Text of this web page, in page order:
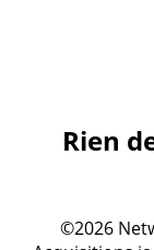
Rien
©2026